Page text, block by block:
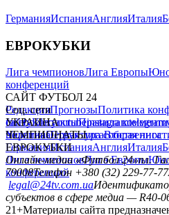
ГерманияИспанияАнглияИталия
ЕВРОКУБКИ
Лига чемпионовЛига Европы
конференций
САЙТ ФУТБОЛ 24
РедакцияПрогнозыПолитика
сайтуКонтактыПравила
политикаСтруктура
Соц. сети
facebookxyoutubeinstagramtelegram
УКРАИНА
УкраинаПервая лигаВторая лига
ЧЕМПИОНАТЫ
ГерманияИспанияАнглияИталия
ЕВРОКУБКИ
Лига чемпионовЛига Европы
конференций
Онлайн-медиа «Футбол 24»пл.
79008Телефон +380 (32) 229-77-77
legal@24tv.com.ua
субъектов в сфере медиа — R40-
21+Материалы сайта